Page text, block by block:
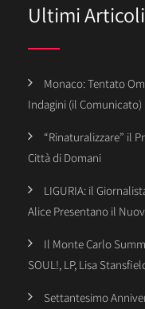
Ultimi Articoli
Monaco: Tentato
Indagini (il Comunicato)
“Rinaturalizzare” il
Città di Domani
LIGURIA: il
Alice Presentano il
Il Monte Carlo
SOUL!, LP, Lisa
Settantesimo